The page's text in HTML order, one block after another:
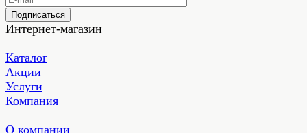
Подписаться
Интернет-магазин
Каталог
Акции
Услуги
Компания
О компании